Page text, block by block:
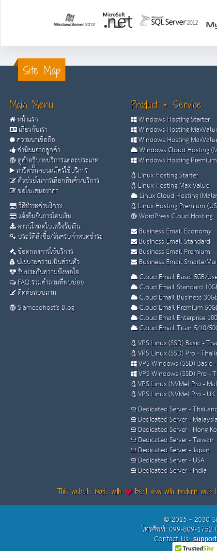
Site Map
Main Menu
หน้าแรก
เกี่ยวกับเรา
ความน่าเชื่อถือ
คำนิยมจากลูกค้า
ดูคำอธิบายบริการแต่ละประเภท
สาธิตขั้นตอนสมัครใช้บริการ
ตัวช่วยในการเลือกสินค้า/บริการ
ขอใบเสนอราคา
วิธีชำระค่าบริการ
แจ้งยืนยันการโอนเงิน
ดาวน์โหลดใบเสร็จรับเงิน
ประวัติสั่งซื้อ/วันครบกำหนดชำระ
ข้อตกลงการใช้บริการ
นโยบายความเป็นส่วนตัว
รับประกันความพึงพอใจ
FAQ รวมคำถามที่พบบ่อย
ติดต่อสอบถาม
Siamecohost's Blog
Product & Service
Windows Hosting Starter
Windows Hosting
Windows Hosting
Windows Cloud Hosting
Windows Hosting
Linux Hosting Starter
Linux Hosting Max Value
Linux Cloud Hosting
Linux Hosting Premium
WordPress Cloud Hosting
Business Email Economy
Business Email Standard
Business Email Premium
Business Email
Cloud Email Basic 5GB/
Cloud Email Standard
Cloud Email Business
Cloud Email Premium
Cloud Email Enterprise
Cloud Email Titan 5/10/
VPS Linux (SSD) Basic -
VPS Linux (SSD) Pro -
VPS Windows (SSD) Basic
VPS Windows (SSD) Pro -
VPS Linux (NVMe) Pro -
VPS Linux (NVMe) Pro - UK
Dedicated Server -
Dedicated Server -
Dedicated Server - Hong
Dedicated Server - Taiwan
Dedicated Server - Japan
Dedicated Server - USA
Dedicated Server - India
This website made with Best view with modern web
© 2015 - 2030
โทรศัพท์: 099-809-1752
Contact Us: